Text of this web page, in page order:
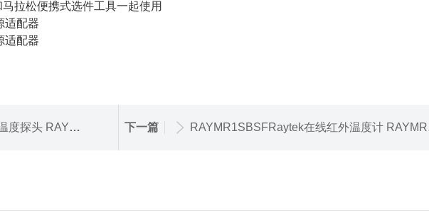
马拉松便携式选件工具一起使用
适配器
适配器
RAYMR1SASF 下一篇 RAYMR1SBSFRaytek在线红外温度计 RAYMR1SBSF